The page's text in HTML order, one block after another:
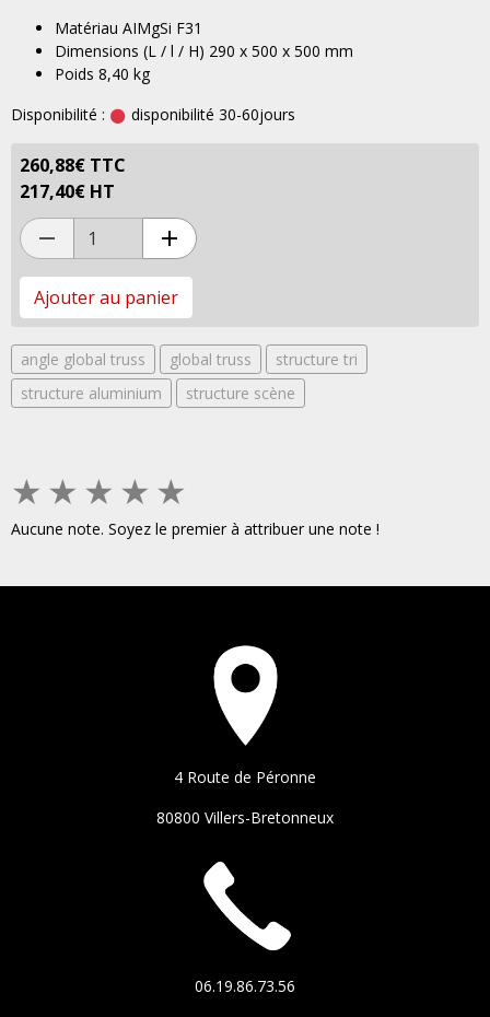
Matériau AIMgSi F31
Dimensions (L / l / H) 290 x 500 x 500 mm
Poids 8,40 kg
Disponibilité :
disponibilité 30-60jours
260,88€ TTC
217,40€ HT
Ajouter au panier
angle global truss global truss
structure tri
structure aluminium
structure scène
★ ★ ★ ★ ★
Aucune note. Soyez le premier à attribuer une note !
4 Route de Péronne
80800 Villers-Bretonneux
06.19.86.73.56